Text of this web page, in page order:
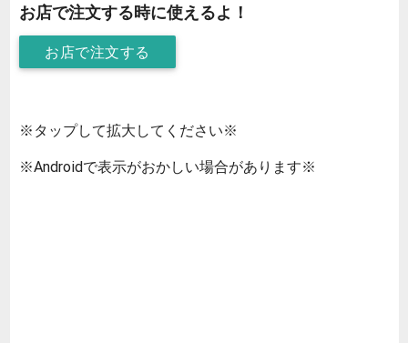
お店で注文する時に使えるよ！
お店で注文する
※タップして拡大してください※
※Androidで表示がおかしい場合があります※